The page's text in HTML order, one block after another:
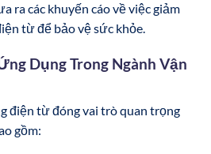
ra các khuyến cáo về việc giảm
từ để bảo vệ sức khỏe.
Dụng Trong Ngành Vận
điện từ đóng vai trò quan trọng
gồm: